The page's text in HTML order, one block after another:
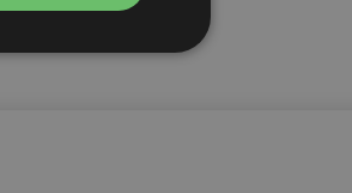
Nezařazené